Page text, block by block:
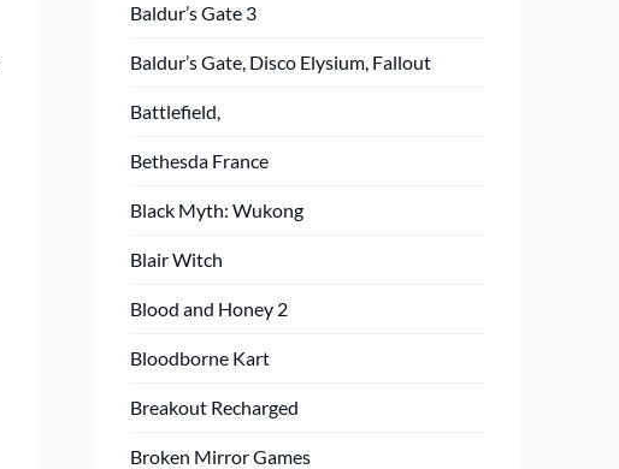
Baldur’s Gate 3
Baldur’s Gate, Disco Elysium, Fallout
Battlefield,
Bethesda France
Black Myth: Wukong
Blair Witch
Blood and Honey 2
Bloodborne Kart
Breakout Recharged
Broken Mirror Games